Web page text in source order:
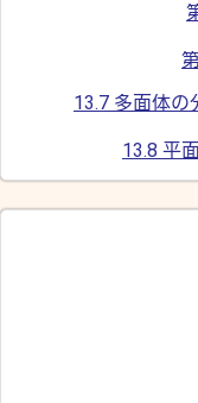
13.7 多面体の
13.8 平